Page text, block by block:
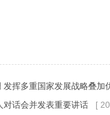
发挥多重国家发展战略叠
对话会并发表重要讲话 [